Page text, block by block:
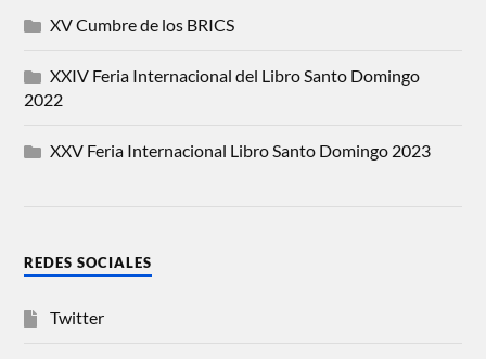
XV Cumbre de los BRICS
XXIV Feria Internacional del Libro Santo Domingo
2022
XXV Feria Internacional Libro Santo Domingo 2023
REDES SOCIALES
Twitter